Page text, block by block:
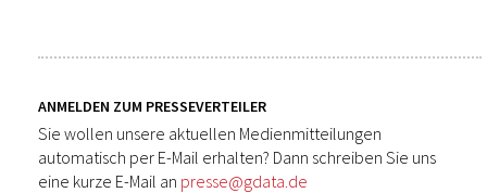
ANMELDEN ZUM PRESSEVERTEILER
Sie wollen unsere aktuellen Medienmitteilungen
automatisch per E-Mail erhalten? Dann schreiben Sie uns
eine kurze E-Mail an presse@gdata.de